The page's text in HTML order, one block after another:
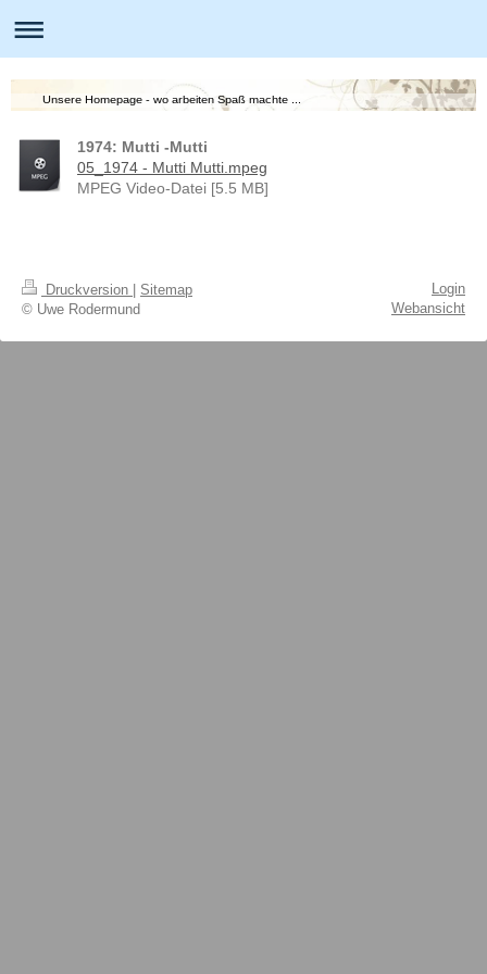
Unsere Homepage - wo arbeiten Spaß machte ...
1974: Mutti -Mutti
05_1974 - Mutti Mutti.mpeg
MPEG Video-Datei [5.5 MB]
Druckversion
Sitemap
© Uwe Rodermund
Login
Webansicht